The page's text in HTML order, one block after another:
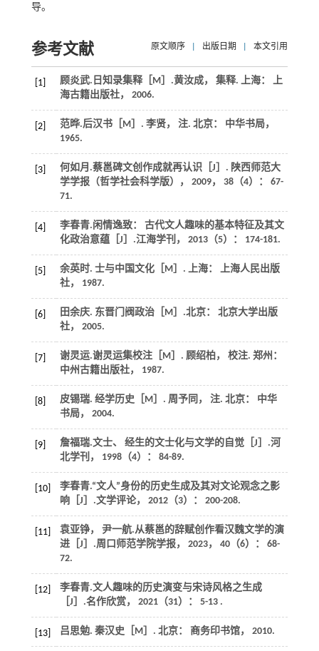
导。
参考文献 原文顺序 出版日期 本文引用
[1] 顾炎武. 日知录集释［M］.黄汝成， 集释. 上海： 上
海古籍出版社， 2006.
[2] 范晔.后汉书［M］. 李贤， 注. 北京： 中华书局，
1965.
[3] 何如月.蔡邕碑文创作成就再认识［J］. 陕西师范大
学学报（哲学社会科学版）
， 2009， 38（4）： 67-
71.
[4]
李春青.闲情逸致： 古代文人趣味的基本特征及其文
化政治意蕴［J］.江海学刊 ， 2013（5）： 174-181.
[5] 余英时. 士与中国文化［M］. 上海： 上海人民出版
社， 1987.
[6] 田余庆. 东晋门阀政治［M］.北京： 北京大学出版
社， 2005.
[7] 谢灵运.谢灵运集校注［M］. 顾绍柏， 校注. 郑州：
中州古籍出版社， 1987.
[8] 皮锡瑞. 经学历史 ［M］. 周予同， 注. 北京： 中华
书局， 2004.
[9] 詹福瑞.文士、 经生的文士化与文学的自觉［J］.河
北学刊 ， 1998（4）： 84-89.
[10]
李春青.“文人”身份的历史生成及其对文论观念之影
响［J］.文学评论， 2012（3）： 200-208.
[11]
袁亚铮， 尹一航.从蔡邕的辞赋创作看汉魏文学的演
进［J］.周口师范学院学报， 2023， 40（6）： 68-
72.
[12]
李春青.文人趣味的历史演变与宋诗风格之生成
［J］.名作欣赏， 2021（31）： 5-13 .
[13] 吕思勉. 秦汉史 ［M］. 北京： 商务印书馆， 2010.